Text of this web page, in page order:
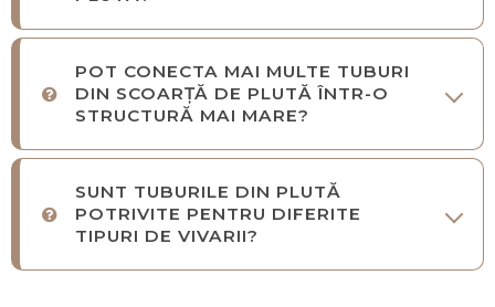
POT CONECTA MAI MULTE TUBURI
DIN SCOARȚĂ DE PLUTĂ ÎNTR-O
STRUCTURĂ MAI MARE?
SUNT TUBURILE DIN PLUTĂ
POTRIVITE PENTRU DIFERITE
TIPURI DE VIVARII?